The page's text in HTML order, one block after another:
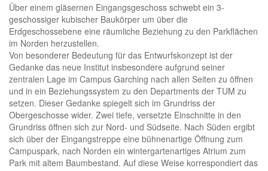
Über einem gläsernen Eingangsgeschoss schwebt ein 3-
geschossiger kubischer Baukörper um über die
Erdgeschossebene eine räumliche Beziehung zu den Parkflächen
im Norden herzustellen.
Von besonderer Bedeutung für das Entwurfskonzept ist der
Gedanke das neue Institut insbesondere aufgrund seiner
zentralen Lage im Campus Garching nach allen Seiten zu öffnen
und in ein Beziehungssystem zu den Departments der TUM zu
setzen. Dieser Gedanke spiegelt sich im Grundriss der
Obergeschosse wider. Zwei tiefe, versetzte Einschnitte in den
Grundriss öffnen sich zur Nord- und Südseite. Nach Süden ergibt
sich über der Eingangstreppe eine bühnenartige Öffnung zum
Campuspark, nach Norden ein wintergartenartiges Atrium zum
Park mit altem Baumbestand. Auf diese Weise korrespondiert das